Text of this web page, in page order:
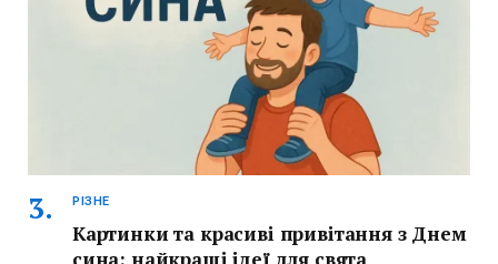
РІЗНЕ
Картинки та красиві привітання з Днем